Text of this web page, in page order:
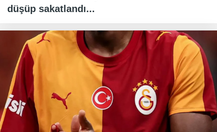
düşüp sakatlandı...